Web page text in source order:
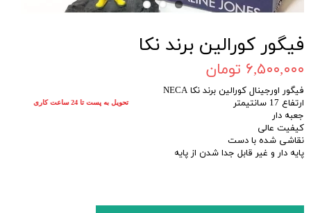
فیگور کورالین برند نکا
۶,۵۰۰,۰۰۰ تومان
فیگور اورجینال کورالین برند نکا NECA
ارتفاع 17 سانتیمتر
جعبه دار
کیفیت عالی
نقاشی شده با دست
پایه دار و غیر قابل جدا شدن از پایه
تحویل به پست تا 24 ساعت کاری